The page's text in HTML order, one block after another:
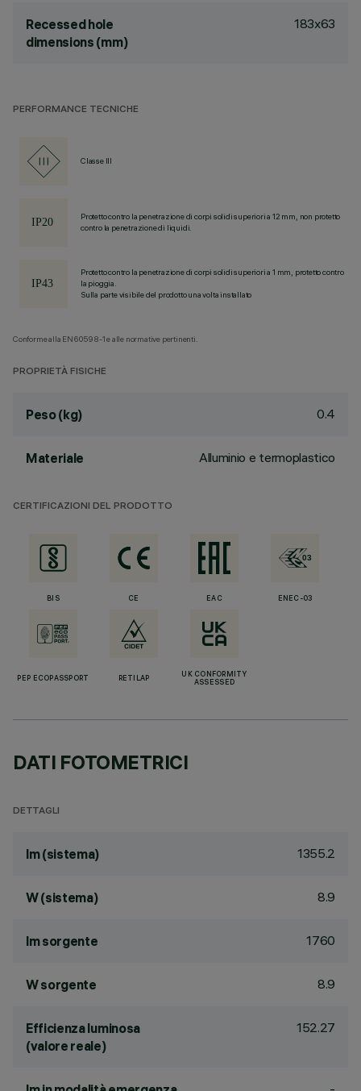
Recessed hole
dimensions (mm)
183x63
PERFORMANCE TECNICHE
Classe III
Protetto contro la penetrazione di corpi solidi superiori a 12 mm, non protetto
contro la penetrazione di liquidi.
Protetto contro la penetrazione di corpi solidi superiori a 1 mm, protetto contro
la pioggia.
Sulla parte visibile del prodotto una volta installato
Conforme alla EN60598-1 e alle normative pertinenti.
PROPRIETÀ FISICHE
Peso (kg) 0.4
Materiale Alluminio e termoplastico
CERTIFICAZIONI DEL PRODOTTO
BIS CE EAC ENEC-03
PEP ECOPASSPORT RETILAP
UK CONFORMITY
ASSESSED
DATI FOTOMETRICI
DETTAGLI
lm (sistema) 1355.2
W (sistema) 8.9
lm sorgente 1760
W sorgente 8.9
Efficienza luminosa
(valore reale)
152.27